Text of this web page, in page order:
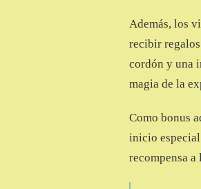
Además, los
recibir regalos
cordón y una
magia de la
Como bonus
inicio
recompensa a